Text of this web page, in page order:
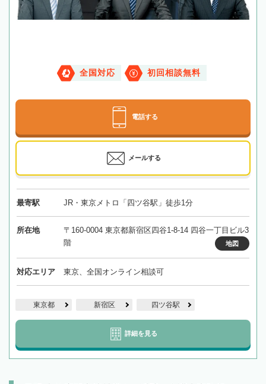
全国対応 初回相談無料
電話する
メールする
最寄駅 JR・東京メトロ「四ツ谷駅」徒歩1分
所在地
〒160-0004 東京都新宿区四谷1-8-14 四谷一丁目ビル3
階
地図
対応エリア 東京、全国オンライン相談可
東京都 新宿区 四ツ谷駅
詳細を見る